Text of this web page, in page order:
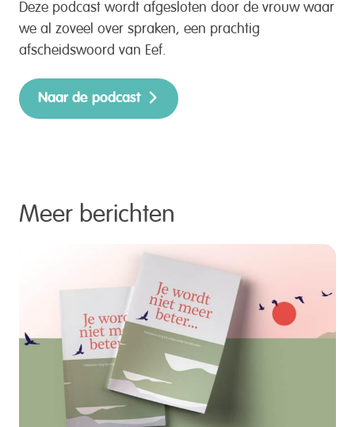
Deze podcast wordt afgesloten door de vrouw waar
we al zoveel over spraken, een prachtig
afscheidswoord van Eef.
Naar de podcast
Meer berichten